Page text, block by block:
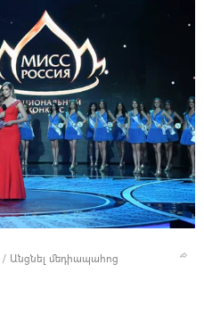
/ Անցնել մեդիապահոց